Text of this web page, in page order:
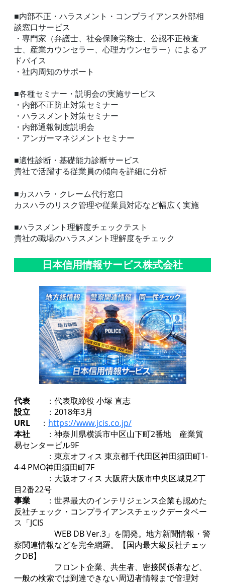
■内部不正・ハラスメント・コンプライアンス外部相
談窓口サービス
・専門家（弁護士、社会保険労務士、公認不正検査
士、産業カウンセラー、心理カウンセラー）によるア
ドバイス
・社内周知のサポート
■各種セミナー・説明会の実施サービス
・内部不正防止対策セミナー
・ハラスメント対策セミナー
・内部通報制度説明会
・アンガーマネジメントセミナー
■適性診断・基礎能力診断サービス
貴社で活躍する従業員の傾向を詳細に分析
■カスハラ・クレーム代行窓口
カスハラのリスク管理や従業員対応など幅広く実施
■ハラスメント理解度チェックテスト
貴社の職場のハラスメント理解度をチェック
日本信用情報サービス株式会社
代表 ：代表取締役 小塚 直志
設立 ：2018年3月
URL ： https://www.jcis.co.jp/
本社 ：神奈川県横浜市中区山下町2番地 産業貿
易センタービル9F
：東京オフィス 東京都千代田区神田須田町1-
4-4 PMO神田須田町7F
：大阪オフィス 大阪府大阪市中央区城見2丁
目2番22号
事業 ：世界最大のインテリジェンス企業も認めた
反社チェック・コンプライアンスチェックデータベー
ス「JCIS
WEB DB Ver.3」を開発。地方新聞情報・警
察関連情報などを完全網羅。【国内最大級反社チェッ
クDB】
フロント企業、共生者、密接関係者など、
一般の検索では到達できない周辺者情報まで管理対